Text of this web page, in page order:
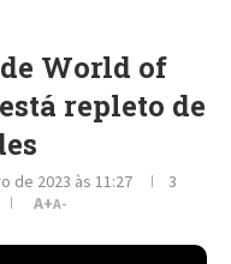
World of
repleto de
de 2023 às 11:27
3
A+A-